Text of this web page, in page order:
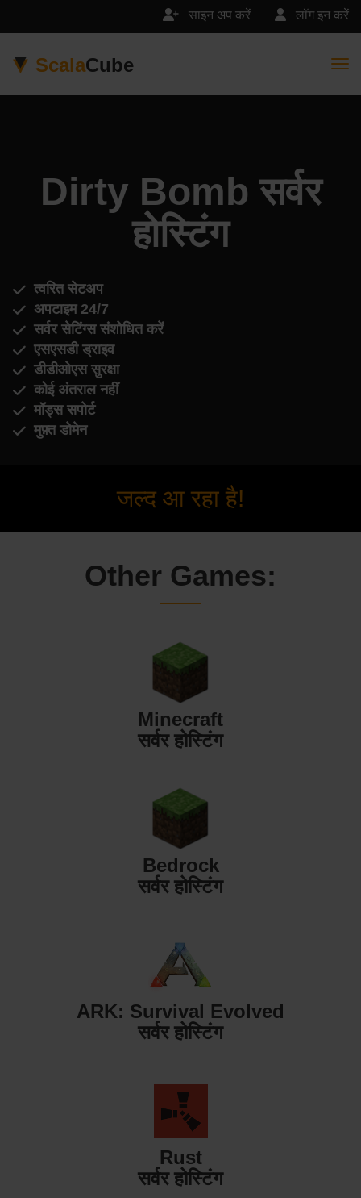
लॉग इन करें
साइन अप करें
ScalaCube
Dirty Bomb सर्वर
होस्टिंग
त्वरित सेटअप
अपटाइम 24/7
सर्वर सेटिंग्स संशोधित करें
एसएसडी ड्राइव
डीडीओएस सुरक्षा
कोई अंतराल नहीं
मॉड्स सपोर्ट
मुफ़्त डोमेन
जल्द आ रहा है!
Other Games:
Minecraft
सर्वर होस्टिंग
Bedrock
सर्वर होस्टिंग
ARK: Survival Evolved
सर्वर होस्टिंग
Rust
सर्वर होस्टिंग